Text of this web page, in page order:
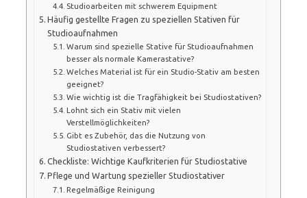
Studioarbeiten mit schwerem Equipment
Häufig gestellte Fragen zu speziellen Stativen für
Studioaufnahmen
Warum sind spezielle Stative für Studioaufnahmen
besser als normale Kamerastative?
Welches Material ist für ein Studio-Stativ am besten
geeignet?
Wie wichtig ist die Tragfähigkeit bei Studiostativen?
Lohnt sich ein Stativ mit vielen
Verstellmöglichkeiten?
Gibt es Zubehör, das die Nutzung von
Studiostativen verbessert?
Checkliste: Wichtige Kaufkriterien für Studiostative
Pflege und Wartung spezieller Studiostativer
Regelmäßige Reinigung